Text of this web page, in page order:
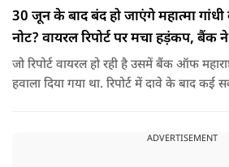
30 जून के बाद बंद हो जाएंगे महात्मा गांधी
नोट? वायरल रिपोर्ट पर मचा हड़ंकप, बैंक
जो रिपोर्ट वायरल हो रही है उसमें बैंक ऑफ
हवाला दिया गया था. रिपोर्ट में दावे के बाद
ADVERTISEMENT